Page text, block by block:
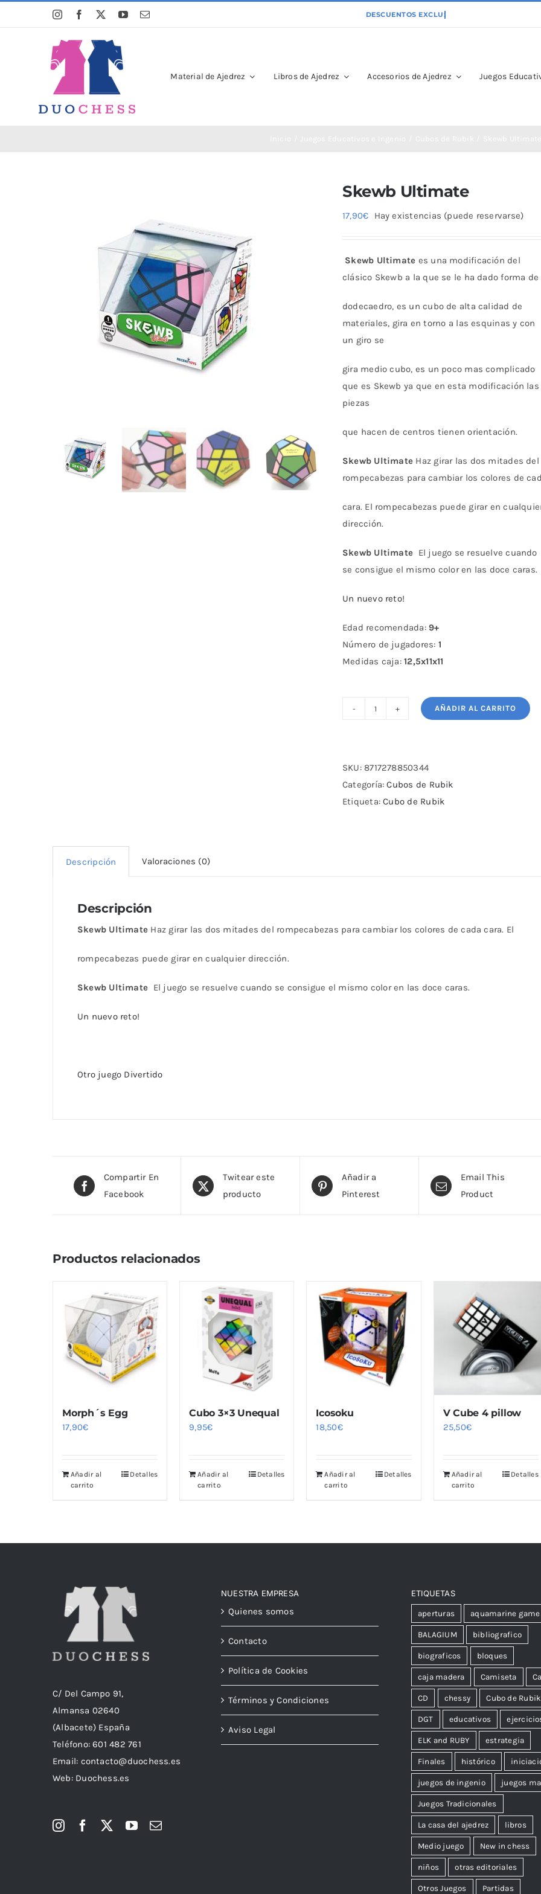
Material de Ajedrez Libros de Ajedrez Accesorios de Ajedrez Juegos
Skewb Ultimate
17,90€ Hay existencias (puede reservarse)
Skewb Ultimate es una modificación del
clásico Skewb a la que se le ha dado forma de
dodecaedro, es un cubo de alta calidad de
materiales, gira en torno a las esquinas y con
un giro se
gira medio cubo, es un poco mas complicado
que es Skewb ya que en esta modificación las
piezas
que hacen de centros tienen orientación.
Skewb Ultimate Haz girar las dos mitades del
rompecabezas para cambiar los colores de
cara. El rompecabezas puede girar en
dirección.
Skewb Ultimate El juego se resuelve cuando
se consigue el mismo color en las doce caras.
Un nuevo reto!
Edad recomendada:9+
Número de jugadores: 1
Medidas caja:12,5x11x11
AÑADIR AL CARRITO
SKU:8717278850344
Categoría:Cubos de Rubik
Etiqueta:Cubo de Rubik
Descripción Valoraciones (0)
Descripción
Skewb Ultimate Haz girar las dos mitades del rompecabezas para cambiar los colores de cada cara. El
rompecabezas puede girar en cualquier dirección.
Skewb Ultimate El juego se resuelve cuando se consigue el mismo color en las doce caras.
Un nuevo reto!
Otro juego Divertido
Compartir En
Facebook
Twitear este
producto
Añadir a
Pinterest
Email This
Product
Productos relacionados
Morph´s Egg
17,90€
Añadir al
carrito
Detalles
Cubo 3×3 Unequal
9,95€
Añadir al
carrito
Detalles
Icosoku
18,50€
Añadir al
carrito
Detalles
V Cube 4 pillow
25,50€
Añadir al
carrito
Detalles
C/ Del Campo 91,
Almansa 02640
(Albacete) España
Teléfono:601 482 761
Email: contacto@duochess.es
Web: Duochess.es
NUESTRA EMPRESA
Quienes somos
Contacto
Política de Cookies
Términos y Condiciones
Aviso Legal
ETIQUETAS
aperturas aquamarine
BALAGIUM bibliografico
biograficos bloques
caja madera Camiseta
CD chessy Cubo de Rubik
DGT educativos
ELK and RUBY estrategia
Finales histórico
juegos de ingenio juegos
Juegos Tradicionales
La casa del ajedrez libros
Medio juego New in chess
niños otras editoriales
Otros Juegos Partidas